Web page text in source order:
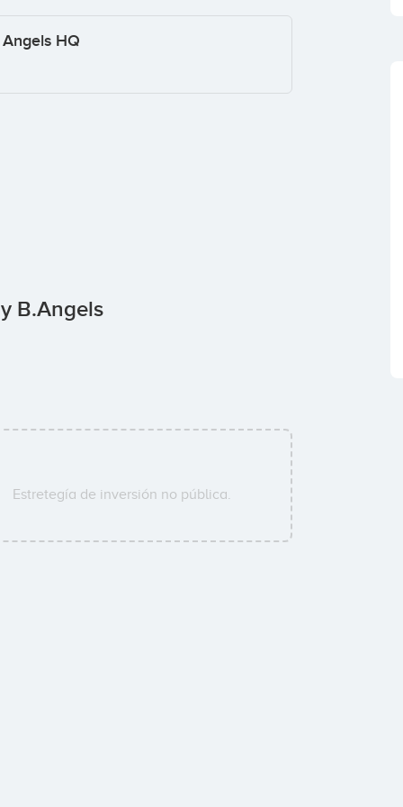
HQ
B.Angels
Estretegía de inversión no pública.